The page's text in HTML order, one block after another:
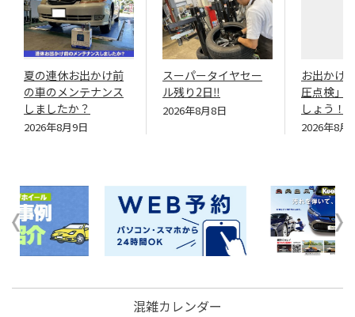
夏の連休お出かけ前
の車のメンテナンス
しましたか？
2026年8月9日
スーパータイヤセー
ル残り2日‼
2026年8月8日
お出かけ
圧点検」
しょう！
2026年8月
混雑カレンダー